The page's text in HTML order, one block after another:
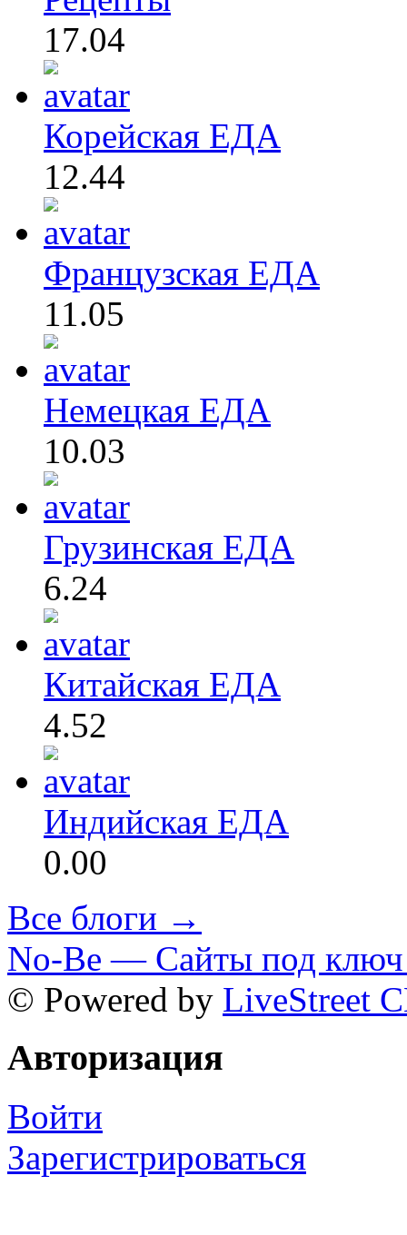
17.04
Корейская ЕДА
12.44
Французская ЕДА
11.05
Немецкая ЕДА
10.03
Грузинская ЕДА
6.24
Китайская ЕДА
4.52
Индийская ЕДА
0.00
Все блоги →
No-Be — Сайты под ключ
© Powered by LiveStreet
Авторизация
Войти
Зарегистрироваться